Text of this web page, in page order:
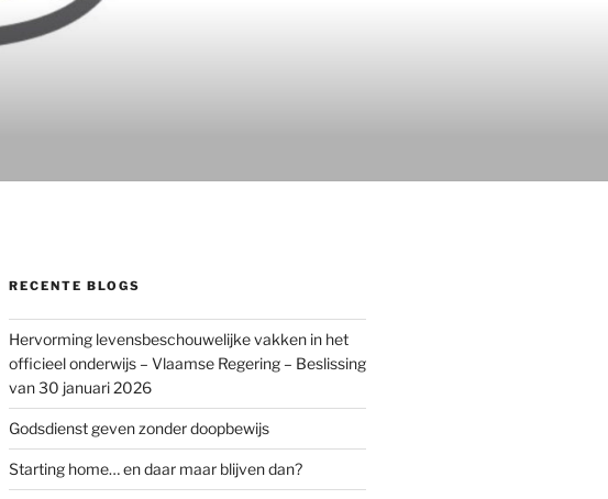
RECENTE BLOGS
Hervorming levensbeschouwelijke vakken in het
officieel onderwijs – Vlaamse Regering – Beslissing
van 30 januari 2026
Godsdienst geven zonder doopbewijs
Starting home… en daar maar blijven dan?